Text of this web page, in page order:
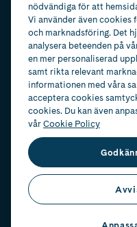
nödvändiga för att
Vi använder även
och marknadsföring. Det
analysera beteenden på
en mer personaliserad
samt rikta relevant
informationen med våra
acceptera cookies
cookies. Du kan även
vårCookie Policy